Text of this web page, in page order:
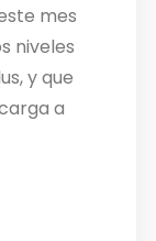
mes
niveles
y que
a
el 6 de
mes
Survival